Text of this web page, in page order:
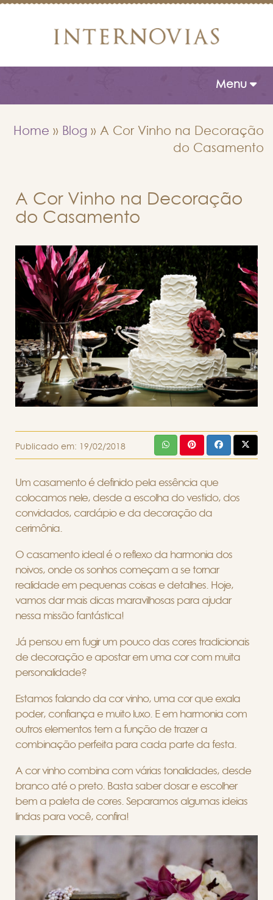
Toggle
Menu
Home » Blog » A Cor Vinho na Decoração
do Casamento
A Cor Vinho na Decoração
do Casamento
Publicado em: 19/02/2018
Um casamento é definido pela essência que
colocamos nele, desde a escolha do vestido, dos
convidados, cardápio e da decoração da
cerimônia.
O casamento ideal é o reflexo da harmonia dos
noivos, onde os sonhos começam a se tornar
realidade em pequenas coisas e detalhes. Hoje,
vamos dar mais dicas maravilhosas para ajudar
nessa missão fantástica!
Já pensou em fugir um pouco das cores tradicionais
de decoração e apostar em uma cor com muita
personalidade?
Estamos falando da cor vinho, uma cor que exala
poder, confiança e muito luxo. E em harmonia com
outros elementos tem a função de trazer a
combinação perfeita para cada parte da festa.
A cor vinho combina com várias tonalidades, desde
branco até o preto. Basta saber dosar e escolher
bem a paleta de cores. Separamos algumas ideias
lindas para você, confira!